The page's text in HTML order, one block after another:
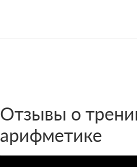
Отзывы о
арифметике